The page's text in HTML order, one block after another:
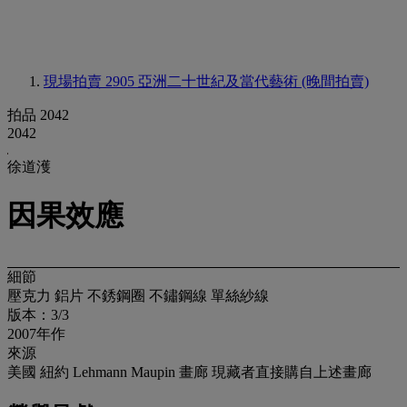
現場拍賣 2905 亞洲二十世紀及當代藝術 (晚間拍賣)
拍品 2042
2042
徐道濩
因果效應
細節
壓克力 鋁片 不銹鋼圈 不鏽鋼線 單絲紗線
版本：3/3
2007年作
來源
美國 紐約 Lehmann Maupin 畫廊 現藏者直接購自上述畫廊